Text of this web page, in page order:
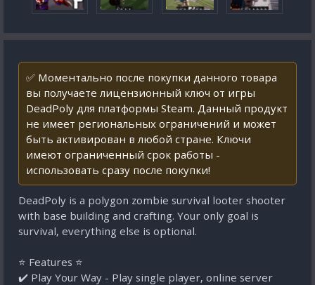
✅ Моментально после покупки данного товара
вы получаете лицензионный ключ от игры
DeadPoly для платформы Steam. Данный продукт
не имеет региональных ограничений и может
быть активирован в любой стране. Ключи
имеют ограниченный срок работы -
использовать сразу после покупки!
DeadPoly is a polygon zombie survival looter shooter
with base building and crafting. Your only goal is
survival, everything else is optional.
⭐ Features ⭐
✔️ Play Your Way - Play single player, online server